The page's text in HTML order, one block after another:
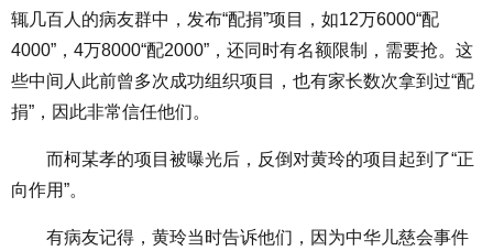
辄几百人的病友群中，发布“配捐”项目，如12万6000“配
4000”，4万8000“配2000”，还同时有名额限制，需要抢。这
些中间人此前曾多次成功组织项目，也有家长数次拿到过“配
捐”，因此非常信任他们。
而柯某孝的项目被曝光后，反倒对黄玲的项目起到了“正
向作用”。
有病友记得，黄玲当时告诉他们，因为中华儿慈会事件